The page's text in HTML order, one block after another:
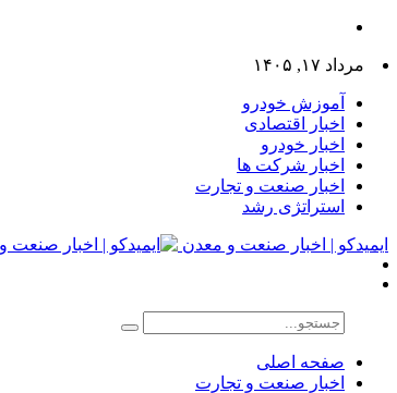
مرداد ۱۷, ۱۴۰۵
آموزش خودرو
اخبار اقتصادی
اخبار خودرو
اخبار شرکت ها
اخبار صنعت و تجارت
استراتژی رشد
ایمیدکو | اخبار صنعت و معدن
صفحه اصلی
اخبار صنعت و تجارت